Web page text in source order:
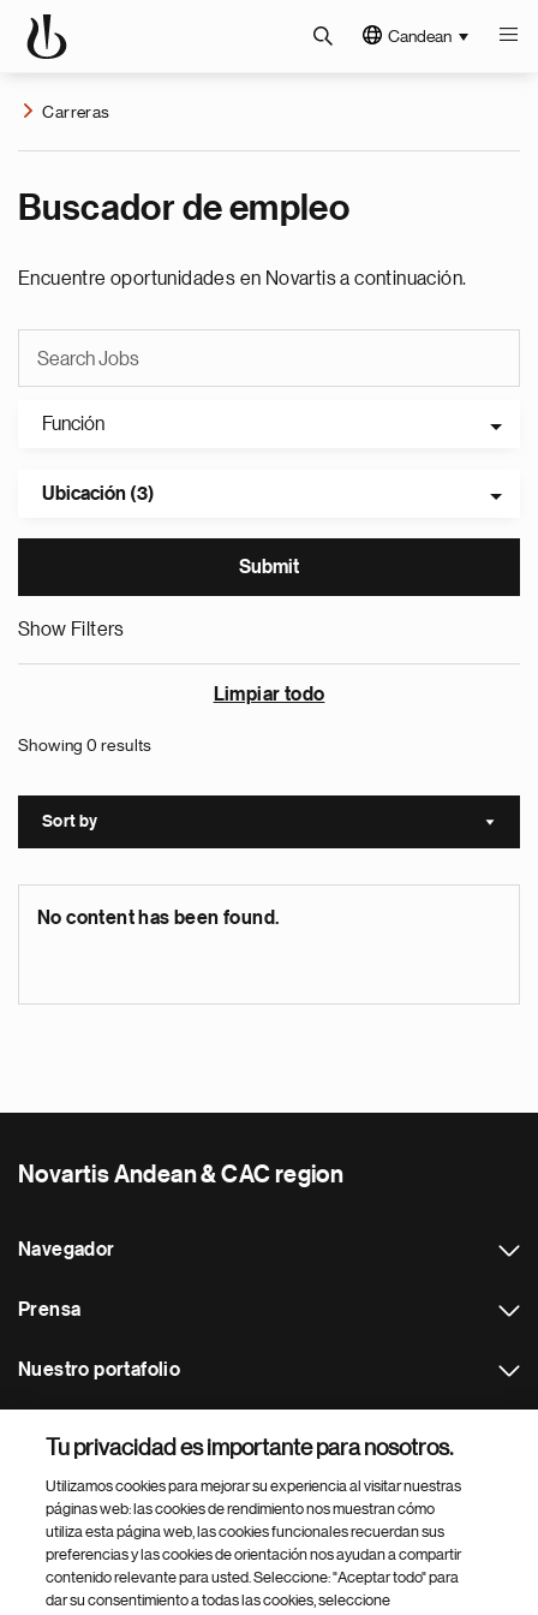
Candean
Carreras
Buscador de empleo
Encuentre oportunidades en Novartis a continuación.
Función
Ubicación (3)
Show Filters
Limpiar todo
Showing 0 results
Sort by Sort
No content has been found.
Novartis Andean & CAC region
Navegador
Prensa
Nuestro portafolio
Footer Site Search
Tu privacidad es importante para nosotros.
Utilizamos cookies para mejorar su experiencia al visitar nuestras
páginas web: las cookies de rendimiento nos muestran cómo
utiliza esta página web, las cookies funcionales recuerdan sus
preferencias y las cookies de orientación nos ayudan a compartir
contenido relevante para usted. Seleccione: "Aceptar todo" para
dar su consentimiento a todas las cookies, seleccione